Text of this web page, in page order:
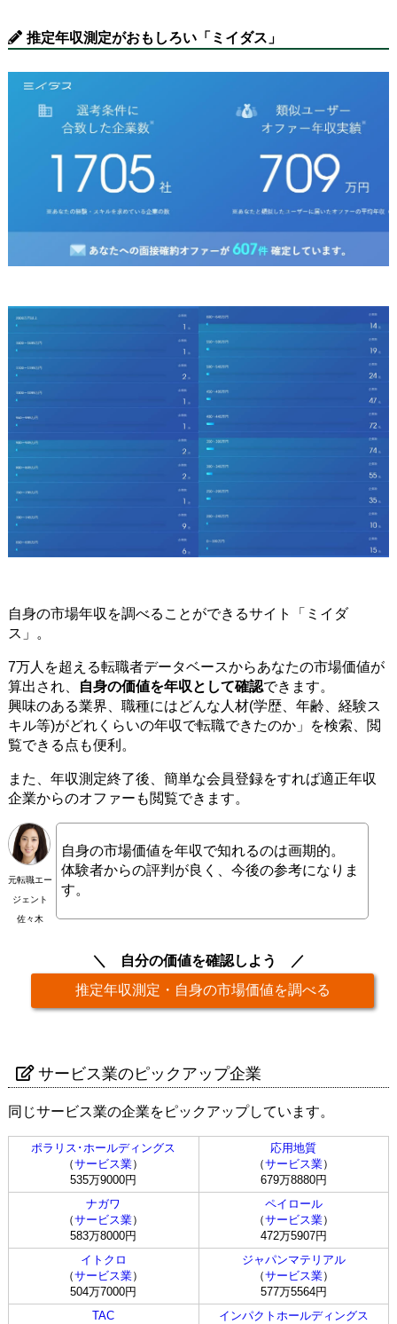
推定年収測定がおもしろい「ミイダス」
自身の市場年収を調べることができるサイト「ミイダ
ス」。
7万人を超える転職者データベースからあなたの市場価値が
算出され、
自身の価値を年収として確認できます。
興味のある業界、職種にはどんな人材(学歴、年齢、経験ス
キル等)がどれくらいの年収で転職できたのか」を検索、閲
覧できる点も便利。
また、年収測定終了後、簡単な会員登録をすれば適正年収
企業からのオファーも閲覧できます。
元転職エー
ジェント
佐々木
自身の市場価値を年収で知れるのは画期的。
体験者からの評判が良く、今後の参考になりま
す。
自分の価値を確認しよう
推定年収測定・自身の市場価値を調べる
サービス業のピックアップ企業
同じサービス業の企業をピックアップしています。
ポラリス･ホールディングス
（サービス業）
535万9000円
応用地質
（サービス業）
679万8880円
ナガワ
（サービス業）
583万8000円
ペイロール
（サービス業）
472万5907円
イトクロ
（サービス業）
504万7000円
ジャパンマテリアル
（サービス業）
577万5564円
TAC
インパクトホールディングス